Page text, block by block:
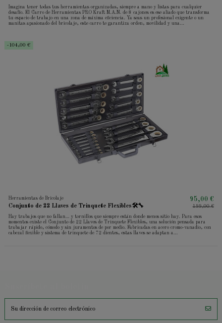
Imagina tener todas tus herramientas organizadas, siempre a mano y listas para cualquier
desafío. El Carro de Herramientas PRO Kraft M.A.N. de 8 cajones es ese aliado que transforma
tu espacio de trabajo en una zona de máxima eficiencia. Ya seas un profesional exigente o un
manitas apasionado del bricolaje, este carro te garantiza orden, movilidad y una...
-104,00 €
Herramientas de Bricolaje
Conjunto de 22 Llaves de Trinquete Flexibles🛠️🔧
95,00 €
199,00 €
Hay trabajos que no fallan… y tornillos que siempre están donde menos sitio hay. Para esos
momentos existe el Conjunto de 22 Llaves de Trinquete Flexibles, una solución pensada para
trabajar rápido, cómodo y sin juramentos de por medio. Fabricadas en acero cromo-vanadio, con
cabezal flexible y sistema de trinquete de 72 dientes, estas llaves se adaptan a...